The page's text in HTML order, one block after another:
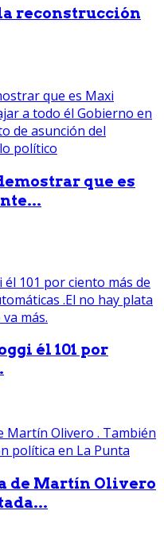
reconstrucción
que es
él 101 por
de Martín Olivero